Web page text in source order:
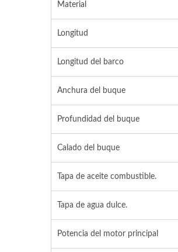
Material
Longitud
Longitud del barco
Anchura del buque
Profundidad del buque
Calado del buque
Tapa de aceite combustible.
Tapa de agua dulce.
Potencia del motor principal